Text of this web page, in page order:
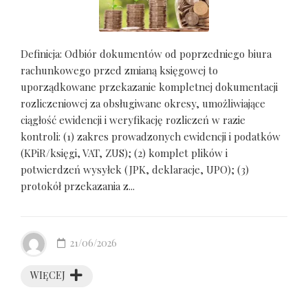
Definicja: Odbiór dokumentów od poprzedniego biura
rachunkowego przed zmianą księgowej to
uporządkowane przekazanie kompletnej dokumentacji
rozliczeniowej za obsługiwane okresy, umożliwiające
ciągłość ewidencji i weryfikację rozliczeń w razie
kontroli: (1) zakres prowadzonych ewidencji i podatków
(KPiR/księgi, VAT, ZUS); (2) komplet plików i
potwierdzeń wysyłek (JPK, deklaracje, UPO); (3)
protokół przekazania z...
WIĘCEJ
21/06/2026